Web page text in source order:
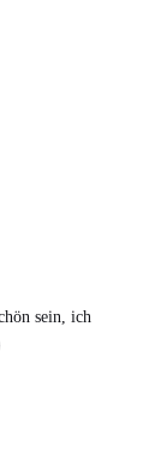
sein, ich